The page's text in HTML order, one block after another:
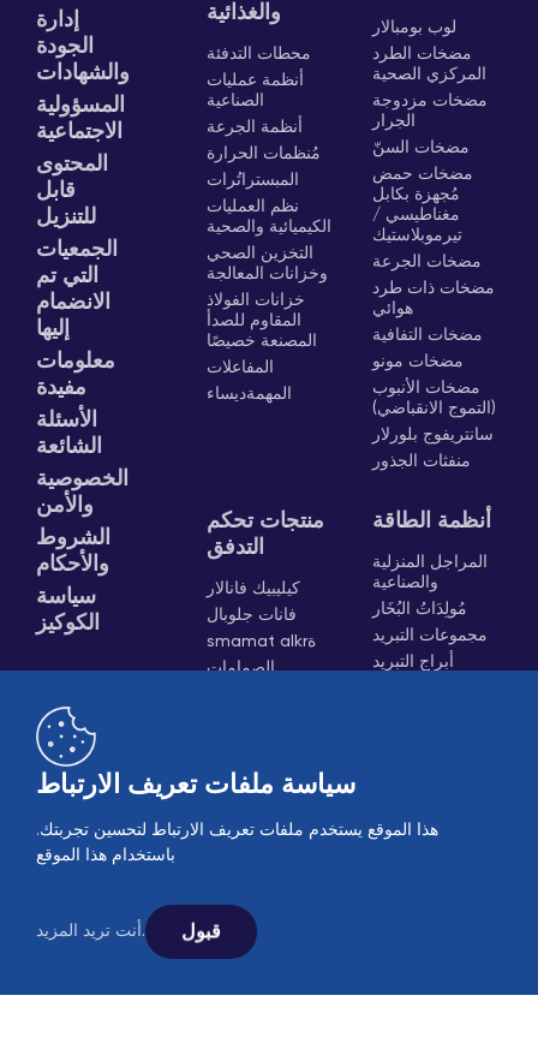
إدارة
الجودة
والشهادات
المسؤولية
الاجتماعية
المحتوى
قابل
للتنزيل
الجمعيات
التي تم
الانضمام
إليها
معلومات
مفيدة
الأسئلة
الشائعة
الخصوصية
والأمن
الشروط
والأحكام
سياسة
الكوكيز
والغذائية
محطات التدفئة
أنظمة عمليات
الصناعية
أنظمة الجرعة
مُنظمات الحرارة
المبستراتُرات
نظم العمليات
الكيميائية والصحية
التخزين الصحي
وخزانات المعالجة
خزانات الفولاذ
المقاوم للصدأ
المصنعة خصيصًا
المفاعلات
المهمةديساء
لوب بومبالار
مضخات الطرد
المركزي الصحية
مضخات مزدوجة
الجرار
مضخات السنّ
مضخات حمض
مُجهزة بكابل
مغناطيسي /
تيرموبلاستيك
مضخات الجرعة
مضخات ذات طرد
هوائي
مضخات التفافية
مضخات مونو
مضخات الأنبوب
(التموج الانقباضي)
سانتريفوج بلورلار
منفثات الجذور
منتجات تحكم
التدفق
كيليبيك فانالار
فانات جلوبال
smamat alkrة
الصمامات
صمامات الهواء
أنظمة الطاقة
المراجل المنزلية
والصناعية
مُولِدَاتُ البُخَار
مجموعات التبريد
أبراج التبريد
سياسة ملفات تعريف الارتباط
هذا الموقع يستخدم ملفات تعريف الارتباط لتحسين تجربتك.
باستخدام هذا الموقع
أنت تريد المزيد. قبول